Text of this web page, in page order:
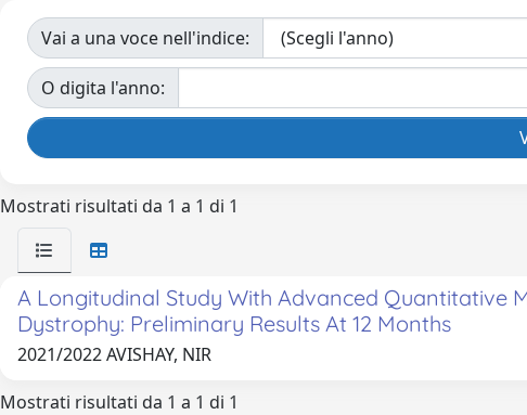
Vai a una voce nell'indice:
O digita l'anno:
Mostrati risultati da 1 a 1 di 1
A Longitudinal Study With Advanced Quantitative
Dystrophy: Preliminary Results At 12 Months
2021/2022 AVISHAY, NIR
Mostrati risultati da 1 a 1 di 1